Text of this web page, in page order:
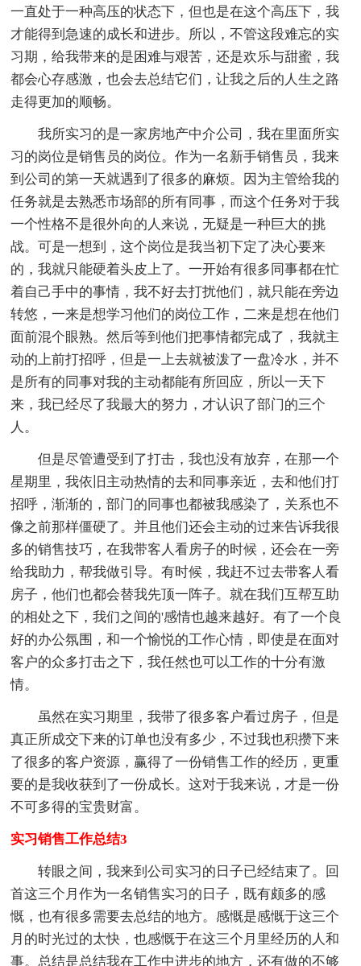
一直处于一种高压的状态下，但也是在这个高压下，我
才能得到急速的成长和进步。所以，不管这段难忘的实
习期，给我带来的是困难与艰苦，还是欢乐与甜蜜，我
都会心存感激，也会去总结它们，让我之后的人生之路
走得更加的顺畅。
我所实习的是一家房地产中介公司，我在里面所实
习的岗位是销售员的岗位。作为一名新手销售员，我来
到公司的第一天就遇到了很多的麻烦。因为主管给我的
任务就是去熟悉市场部的所有同事，而这个任务对于我
一个性格不是很外向的人来说，无疑是一种巨大的挑
战。可是一想到，这个岗位是我当初下定了决心要来
的，我就只能硬着头皮上了。一开始有很多同事都在忙
着自己手中的事情，我不好去打扰他们，就只能在旁边
转悠，一来是想学习他们的岗位工作，二来是想在他们
面前混个眼熟。然后等到他们把事情都完成了，我就主
动的上前打招呼，但是一上去就被泼了一盘冷水，并不
是所有的同事对我的主动都能有所回应，所以一天下
来，我已经尽了我最大的努力，才认识了部门的三个
人。
但是尽管遭受到了打击，我也没有放弃，在那一个
星期里，我依旧主动热情的去和同事亲近，去和他们打
招呼，渐渐的，部门的同事也都被我感染了，关系也不
像之前那样僵硬了。并且他们还会主动的过来告诉我很
多的销售技巧，在我带客人看房子的时候，还会在一旁
给我助力，帮我做引导。有时候，我赶不过去带客人看
房子，他们也都会替我先顶一阵子。就在我们互帮互助
的相处之下，我们之间的'感情也越来越好。有了一个良
好的办公氛围，和一个愉悦的工作心情，即使是在面对
客户的众多打击之下，我任然也可以工作的十分有激
情。
虽然在实习期里，我带了很多客户看过房子，但是
真正所成交下来的订单也没有多少，不过我也积攒下来
了很多的客户资源，赢得了一份销售工作的经历，更重
要的是我收获到了一份成长。这对于我来说，才是一份
不可多得的宝贵财富。
实习销售工作总结3
转眼之间，我来到公司实习的日子已经结束了。回
首这三个月作为一名销售实习的日子，既有颇多的感
慨，也有很多需要去总结的地方。感慨是感慨于这三个
月的时光过的太快，也感慨于在这三个月里经历的人和
事。总结是总结我在工作中进步的地方，还有做的不够